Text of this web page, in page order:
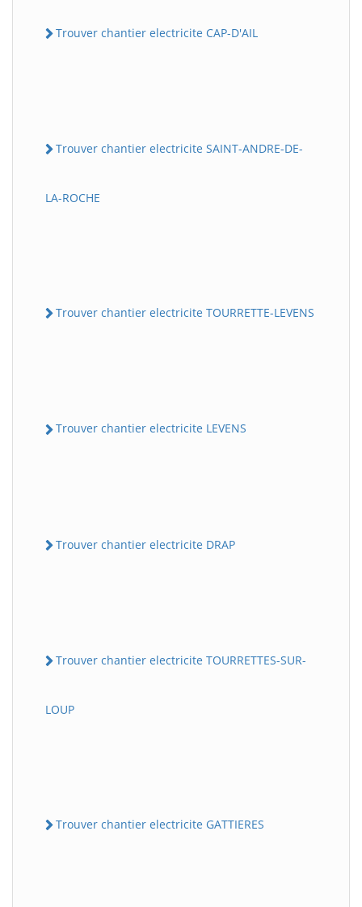
Trouver chantier electricite CAP-D'AIL
Trouver chantier electricite SAINT-ANDRE-DE-
LA-ROCHE
Trouver chantier electricite TOURRETTE-LEVENS
Trouver chantier electricite LEVENS
Trouver chantier electricite DRAP
Trouver chantier electricite TOURRETTES-SUR-
LOUP
Trouver chantier electricite GATTIERES